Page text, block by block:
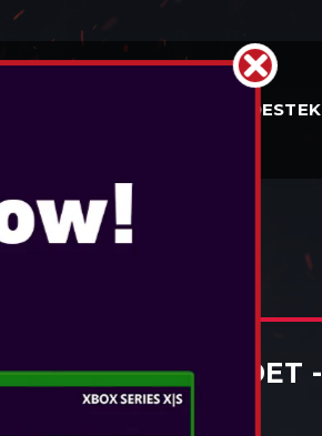
DESTEK
WIRED HEADET -